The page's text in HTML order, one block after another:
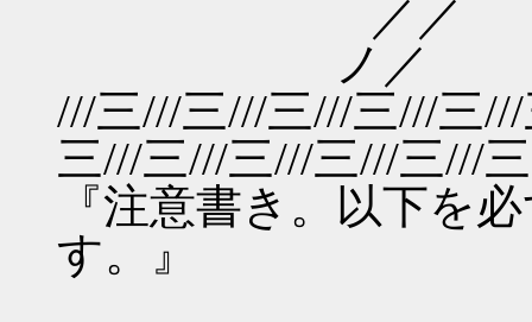
／
ノ／
///三///三///三///三///三
三///三///三///三///三///三
『注意書き。以下を
す。』